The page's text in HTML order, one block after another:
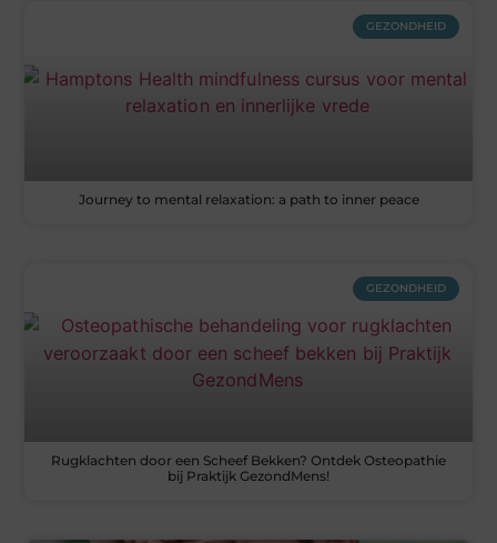
GEZONDHEID
Journey to mental relaxation: a path to inner peace
GEZONDHEID
Rugklachten door een Scheef Bekken? Ontdek Osteopathie
bij Praktijk GezondMens!